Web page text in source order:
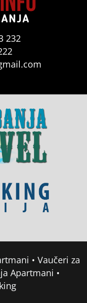
232
• Vaučeri za
Apartmani •